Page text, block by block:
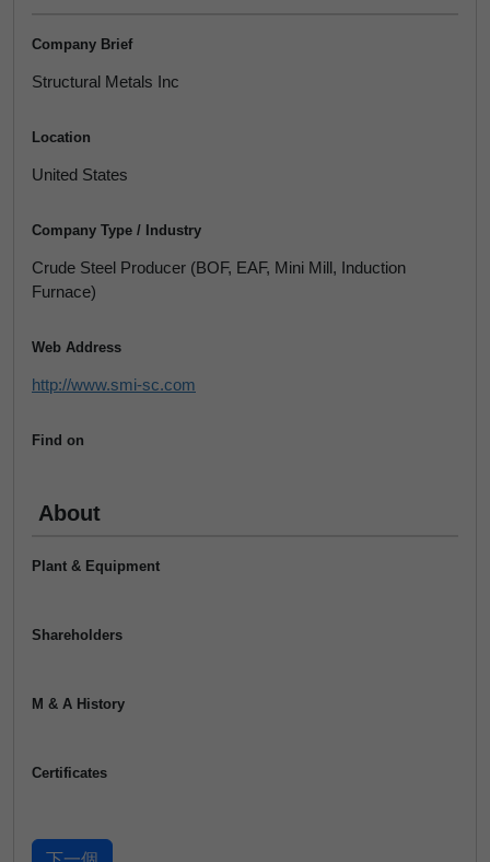
Company Brief
Structural Metals Inc
Location
United States
Company Type / Industry
Crude Steel Producer (BOF, EAF, Mini Mill, Induction
Furnace)
Web Address
http://www.smi-sc.com
Find on
About
Plant & Equipment
Shareholders
M & A History
Certificates